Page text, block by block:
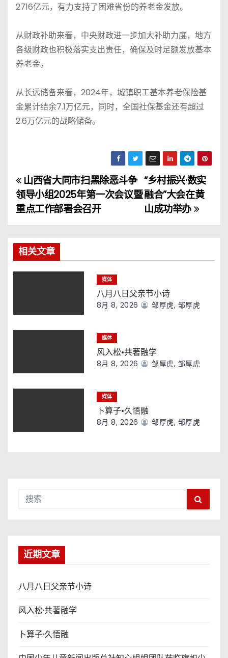
2716亿元，有力支持了困难省份的养老金发放。
从财政补助来看，中央财政进一步加大补助力度，地方
各级财政也积极落实支出责任，确保及时足额发放基本
养老金。
从长远储备来看，2024年，城镇职工基本养老保险基
金累计结余7.1万亿元，同时，全国社保基金还有超过
2.6万亿元的战略储备。
文
章
航
“乡村振兴·数实
融合”大会在黄
山成功举办
山西省大同市扫黑除恶斗争
领导小组2025年第一次会议暨
重点工作部署会召开
相关文章
媒体
八月八日父亲节小诗
8月 8, 2026 邹厚虎, 邹厚虎
媒体
风入松·共著融学
8月 8, 2026 邹厚虎, 邹厚虎
媒体
卜算子·久悟融
8月 8, 2026 邹厚虎, 邹厚虎
近期文章
八月八日父亲节小诗
风入松·共著融学
卜算子·久悟融